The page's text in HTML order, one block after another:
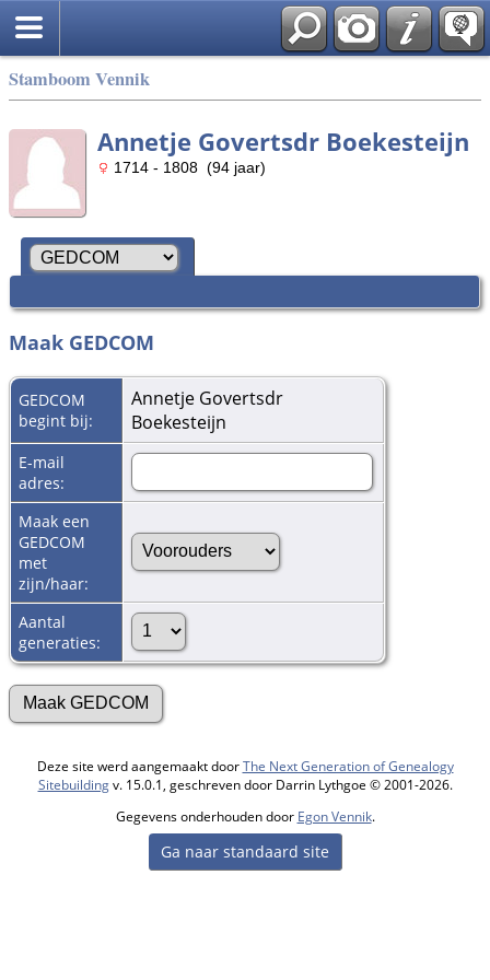
Stamboom Vennik
Annetje Govertsdr Boekesteijn
1714 - 1808 (94 jaar)
Maak GEDCOM
GEDCOM
begint bij:
Annetje Govertsdr
Boekesteijn
E-mail
adres:
Maak een
GEDCOM
met
zijn/haar:
Aantal
generaties:
Deze site werd aangemaakt doorThe Next Generation of Genealogy
Sitebuildingv. 15.0.1, geschreven door Darrin Lythgoe © 2001-2026.
Gegevens onderhouden door Egon Vennik.
Ga naar standaard site